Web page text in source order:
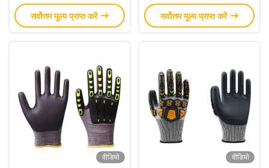
सुरक्षा के साथ पॉलीकाटन लाइनर
सुरक्षा कार्य दस्ताने
सर्वोत्तम मूल्य प्राप्त करें
लचीलापन के साथ विरोधी प्रभाव
दस्ताने
सर्वोत्तम मूल्य प्राप्त करें
वीडियो वीडियो